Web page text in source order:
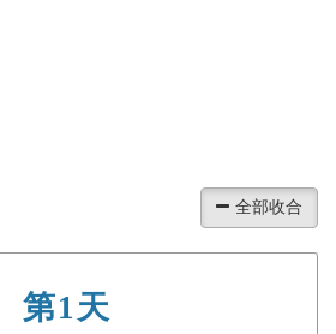
第1天